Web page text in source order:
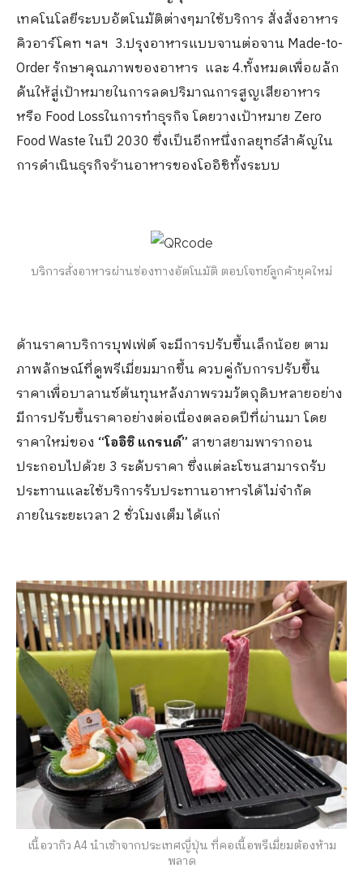
เทคโนโลยีระบบอัตโนมัติต่างๆมาใช้บริการ สั่งสั่งอาหาร
คิวอาร์โคท ฯลฯ 3.ปรุงอาหารแบบจานต่อจาน Made-to-
Order รักษาคุณภาพของอาหาร และ 4.ทั้งหมดเพื่อผลัก
ดันให้สู่เป้าหมายในการลดปริมาณการสูญเสียอาหาร
หรือ Food Lossในการทำธุรกิจ โดยวางเป้าหมาย Zero
Food Waste ในปี 2030 ซึ่งเป็นอีกหนึ่งกลยุทธ์สำคัญใน
การดำเนินธุรกิจร้านอาหารของโออิชิทั้งระบบ
บริการสั่งอาหารผ่านช่องทางอัตโนมัติ ตอบโจทย์ลูกค้ายุคใหม่
ด้านราคาบริการบุฟเฟ่ต์ จะมีการปรับขึ้นเล็กน้อย ตาม
ภาพลักษณ์ที่ดูพรีเมี่ยมมากขึ้น ควบคู่กับการปรับขึ้น
ราคาเพื่อบาลานซ์ต้นทุนหลังภาพรวมวัตถุดิบหลายอย่าง
มีการปรับขึ้นราคาอย่างต่อเนื่องตลอดปีที่ผ่านมา โดย
ราคาใหม่ของ “โออิชิ แกรนด์” สาขาสยามพารากอน
ประกอบไปด้วย 3 ระดับราคา ซึ่งแต่ละโซนสามารถรับ
ประทานและใช้บริการรับประทานอาหารได้ไม่จำกัด
ภายในระยะเวลา 2 ชั่วโมงเต็ม ได้แก่
เนื้อวากิว A4 นำเข้าจากประเทศญี่ปุ่น ที่คอเนื้อพรีเมี่ยมต้องห้าม
พลาด